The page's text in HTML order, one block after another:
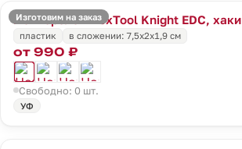
Изготовим на заказ
Нож-брелок NexTool Knight EDC, хаки
пластик
в сложении: 7,5х2х1,9 см
от 990 ₽
Свободно: 0 шт.
УФ